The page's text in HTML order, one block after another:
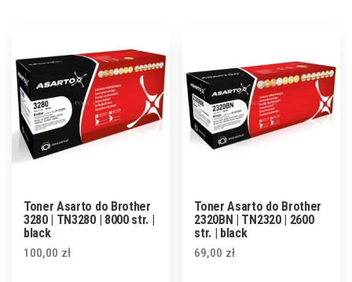
Toner Asarto do Brother
3280 | TN3280 | 8000 str. |
black
100,00 zł
Toner Asarto do Brother
2320BN | TN2320 | 2600
str. | black
69,00 zł